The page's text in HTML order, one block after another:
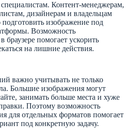
Контент-менеджерам,
дизайнерам и владельцам
изображение под
Возможность
браузере помогает ускорить
на лишние действия.
важно учитывать не только
Большие изображения могут
занимать больше места и хуже
Поэтому возможность
для отдельных форматов помогает
под конкретную задачу.